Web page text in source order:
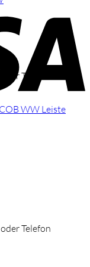
Telefon
Telefon